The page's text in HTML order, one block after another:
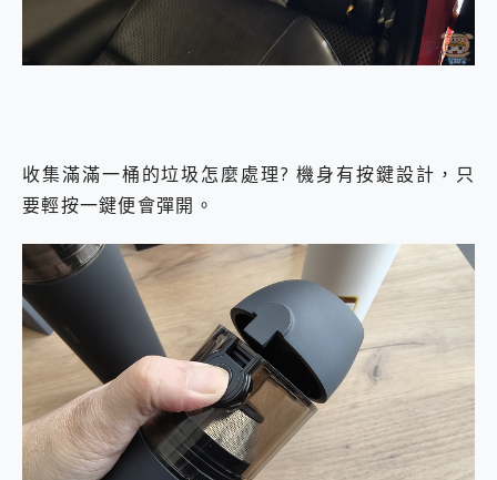
收集滿滿一桶的垃圾怎麼處理? 機身有按鍵設計，只
要輕按一鍵便會彈開。